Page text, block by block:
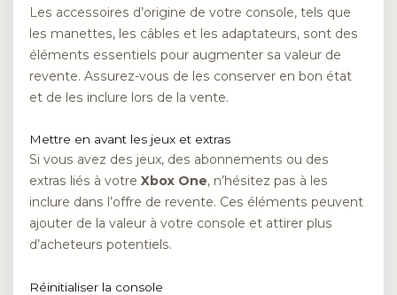
Les accessoires d’origine de votre console, tels que
les manettes, les câbles et les adaptateurs, sont des
éléments essentiels pour augmenter sa valeur de
revente. Assurez-vous de les conserver en bon état
et de les inclure lors de la vente.
Mettre en avant les jeux et extras
Si vous avez des jeux, des abonnements ou des
extras liés à votre Xbox One, n’hésitez pas à les
inclure dans l’offre de revente. Ces éléments peuvent
ajouter de la valeur à votre console et attirer plus
d’acheteurs potentiels.
Réinitialiser la console